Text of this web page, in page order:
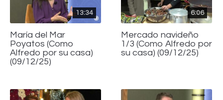
13:34
María del Mar
Poyatos (Como
Alfredo por su casa)
(09/12/25)
6:06
Mercado navideño
1/3 (Como Alfredo por
su casa) (09/12/25)